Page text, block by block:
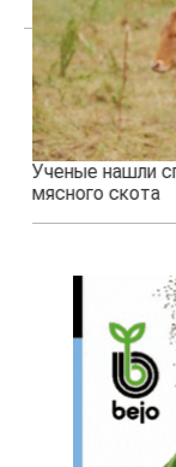
Ученые нашли
мясного скота